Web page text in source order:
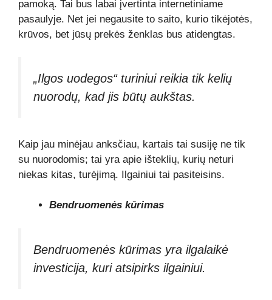
pamoką. Tai bus labai įvertinta internetiniame
pasaulyje. Net jei negausite to saito, kurio tikėjotės,
krūvos, bet jūsų prekės ženklas bus atidengtas.
„Ilgos uodegos“ turiniui reikia tik kelių
nuorodų, kad jis būtų aukštas.
Kaip jau minėjau anksčiau, kartais tai susiję ne tik
su nuorodomis; tai yra apie išteklių, kurių neturi
niekas kitas, turėjimą. Ilgainiui tai pasiteisins.
Bendruomenės kūrimas
Bendruomenės kūrimas yra ilgalaikė
investicija, kuri atsipirks ilgainiui.